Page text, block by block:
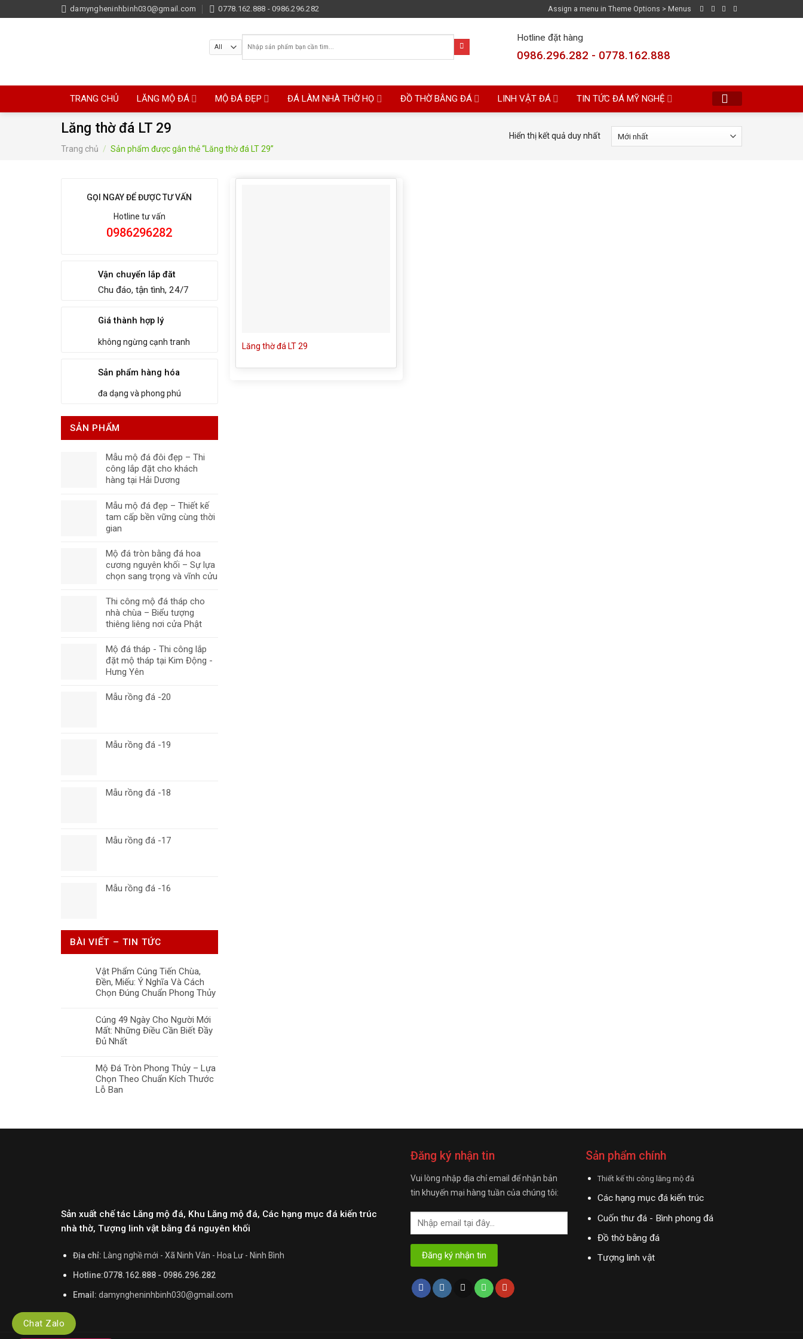
to
damyngheninhbinh030@gmail.com 0778.162.888 - 0986.296.282 Assign a menu in Theme Options > Menus
Tìm
kiếm:
Hotline đặt hàng
0986.296.282 - 0778.162.888
TRANG CHỦ LĂNG MỘ ĐÁ MỘ ĐÁ ĐẸP ĐÁ LÀM NHÀ THỜ HỌ ĐỒ THỜ BẰNG ĐÁ LINH VẬT ĐÁ TIN TỨC ĐÁ MỸ NGHỆ
Lăng thờ đá LT 29
Trang chủ / Sản phẩm được gắn thẻ “Lăng thờ đá LT 29”
Hiển thị kết quả duy nhất
GỌI NGAY ĐỂ ĐƯỢC TƯ VẤN
Hotline tư vấn
0986296282
Vận chuyển lắp đăt
Chu đáo, tận tình, 24/7
Giá thành hợp lý
không ngừng cạnh tranh
Sản phẩm hàng hóa
đa dạng và phong phú
SẢN PHẨM
Mẫu mộ đá đôi đẹp – Thi
công lắp đặt cho khách
hàng tại Hải Dương
Mẫu mộ đá đẹp – Thiết kế
tam cấp bền vững cùng thời
gian
Mộ đá tròn bằng đá hoa
cương nguyên khối – Sự lựa
chọn sang trọng và vĩnh cửu
Thi công mộ đá tháp cho
nhà chùa – Biểu tượng
thiêng liêng nơi cửa Phật
Mộ đá tháp - Thi công lắp
đặt mộ tháp tại Kim Động -
Hưng Yên
Mẫu rồng đá -20
Mẫu rồng đá -19
Mẫu rồng đá -18
Mẫu rồng đá -17
Mẫu rồng đá -16
BÀI VIẾT – TIN TỨC
Vật Phẩm Cúng Tiến Chùa,
Đền, Miếu: Ý Nghĩa Và Cách
Chọn Đúng Chuẩn Phong Thủy
Cúng 49 Ngày Cho Người Mới
Mất: Những Điều Cần Biết Đầy
Đủ Nhất
Mộ Đá Tròn Phong Thủy – Lựa
Chọn Theo Chuẩn Kích Thước
Lỗ Ban
Lăng thờ đá LT 29
Sản xuất chế tác Lăng mộ đá, Khu Lăng mộ đá, Các hạng mục đá kiến trúc
nhà thờ, Tượng linh vật bằng đá nguyên khối
Địa chỉ: Làng nghề mới - Xã Ninh Vân - Hoa Lư - Ninh Bình
Hotline:0778.162.888 - 0986.296.282
Email: damyngheninhbinh030@gmail.com
Đăng ký nhận tin
Vui lòng nhập địa chỉ email để nhận bản
tin khuyến mại hàng tuần của chúng tôi:
Sản phẩm chính
Thiết kế thi công lăng mộ đá
Các hạng mục đá kiến trúc
Cuốn thư đá - Bình phong đá
Đồ thờ bằng đá
Tượng linh vật
Chat Zalo